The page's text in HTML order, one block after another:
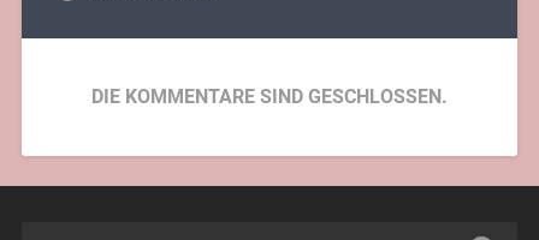
DIE KOMMENTARE SIND GESCHLOSSEN.